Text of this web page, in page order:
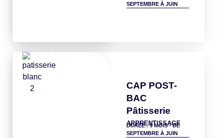
SEPTEMBRE À JUIN
CAP POST-
BAC
Pâtisserie
APPRENTISSAGE
DURÉE : 9 MOIS - DE
SEPTEMBRE À JUIN